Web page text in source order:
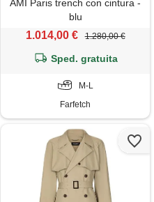
AMI Paris trench con cintura -
blu
1.014,00 € 1.280,00 €
Sped. gratuita
M-L
Farfetch